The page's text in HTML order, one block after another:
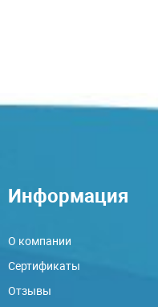
Информация
О компании
Сертификаты
Отзывы